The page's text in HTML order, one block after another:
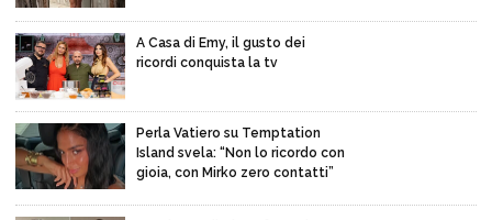
A Casa di Emy, il gusto dei
ricordi conquista la tv
Perla Vatiero su Temptation
Island svela: “Non lo ricordo con
gioia, con Mirko zero contatti”